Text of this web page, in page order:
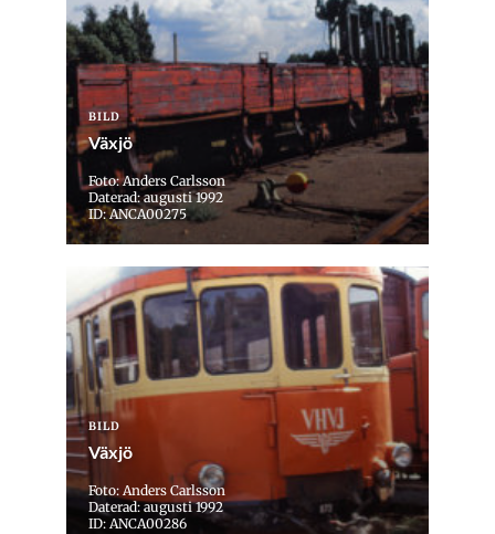
BILD
Växjö
Foto: Anders Carlsson
Daterad: augusti 1992
ID: ANCA00275
BILD
Växjö
Foto: Anders Carlsson
Daterad: augusti 1992
ID: ANCA00286